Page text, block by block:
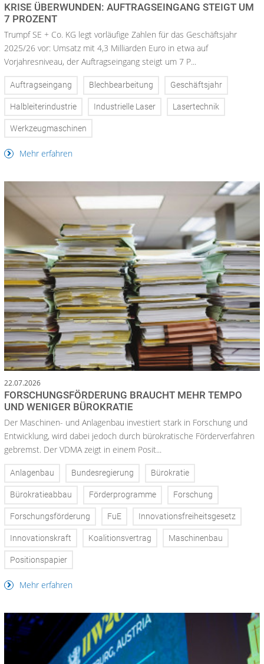
KRISE ÜBERWUNDEN: AUFTRAGSEINGANG STEIGT UM
7 PROZENT
Trumpf SE + Co. KG legt vorläufige Zahlen für das Geschäftsjahr
2025/26 vor: Umsatz mit 4,3 Milliarden Euro in etwa auf
Vorjahresniveau, der Auftragseingang steigt um 7 P...
Auftragseingang Blechbearbeitung Geschäftsjahr
Halbleiterindustrie Industrielle Laser Lasertechnik
Werkzeugmaschinen
Mehr erfahren
22.07.2026
FORSCHUNGSFÖRDERUNG BRAUCHT MEHR TEMPO
UND WENIGER BÜROKRATIE
Der Maschinen- und Anlagenbau investiert stark in Forschung und
Entwicklung, wird dabei jedoch durch bürokratische Förderverfahren
gebremst. Der VDMA zeigt in einem Posit...
Anlagenbau Bundesregierung Bürokratie
Bürokratieabbau Förderprogramme Forschung
Forschungsförderung FuE Innovationsfreiheitsgesetz
Innovationskraft Koalitionsvertrag Maschinenbau
Positionspapier
Mehr erfahren